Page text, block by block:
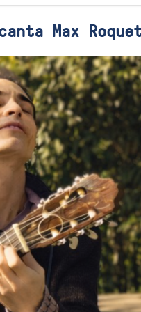
Max